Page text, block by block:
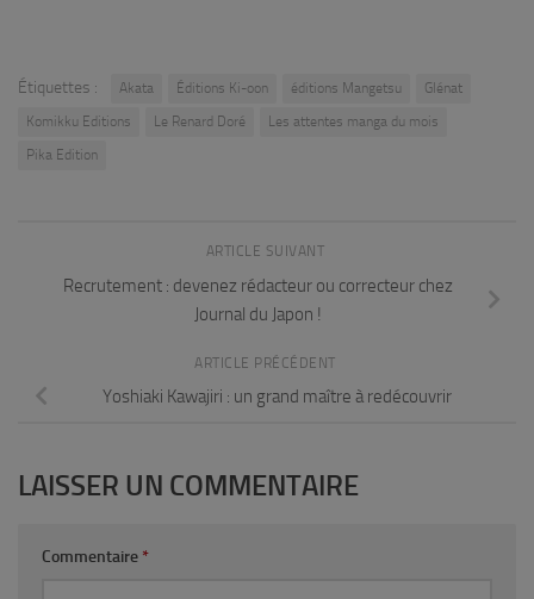
Étiquettes : Akata Éditions Ki-oon éditions Mangetsu
Glénat
Komikku Editions
Le Renard Doré
Les attentes manga du mois
Pika Edition
ARTICLE SUIVANT
Recrutement : devenez rédacteur ou correcteur chez
Journal du Japon !
ARTICLE PRÉCÉDENT
Yoshiaki Kawajiri : un grand maître à redécouvrir
LAISSER UN COMMENTAIRE
Commentaire *